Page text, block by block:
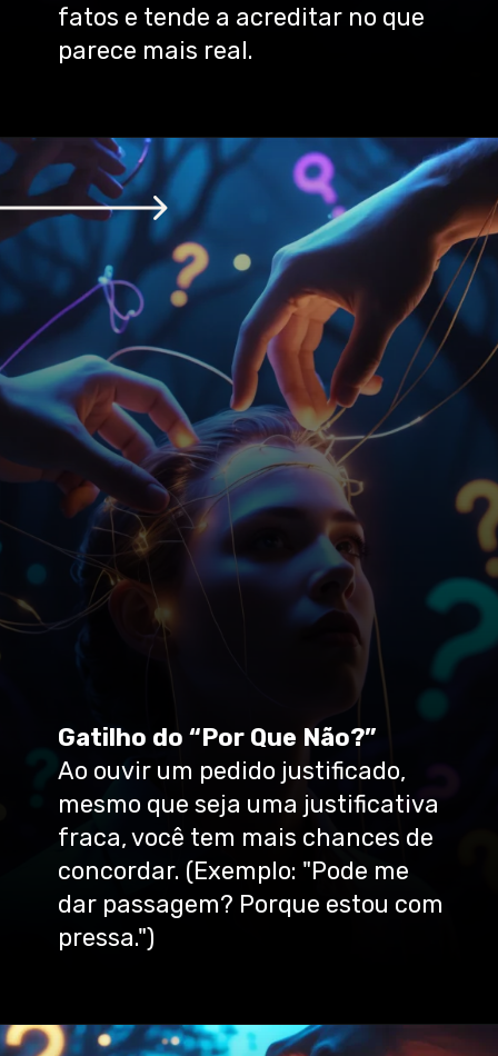
fatos e tende a acreditar no que
parece mais real.
Gatilho do “Por Que Não?”
Ao ouvir um pedido justificado,
mesmo que seja uma justificativa
fraca, você tem mais chances de
concordar. (Exemplo: "Pode me
dar passagem? Porque estou com
pressa.")